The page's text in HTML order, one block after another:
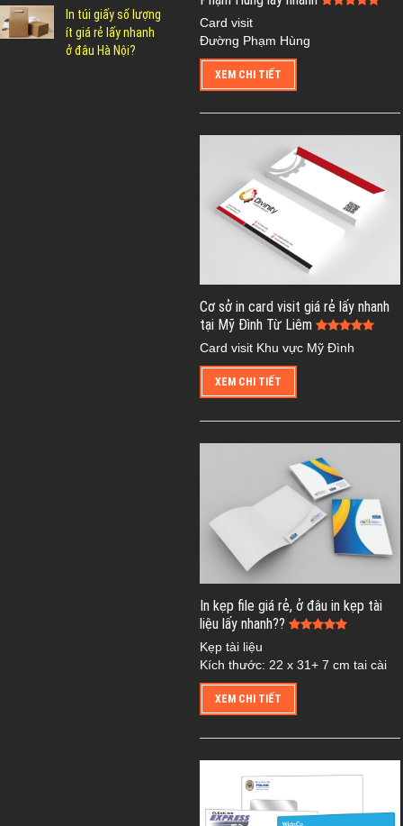
In túi giấy số lượng
ít giá rẻ lấy nhanh
ở đâu Hà Nội?
Card visit
Đường Phạm Hùng
XEM CHI TIẾT
Cơ sở in card visit giá rẻ lấy nhanh
tại Mỹ Đình Từ Liêm
Card visit Khu vực Mỹ Đình
XEM CHI TIẾT
In kẹp file giá rẻ, ở đâu in kẹp tài
liệu lấy nhanh??
Kẹp tài liệu
Kích thước: 22 x 31+ 7 cm tai cài
XEM CHI TIẾT